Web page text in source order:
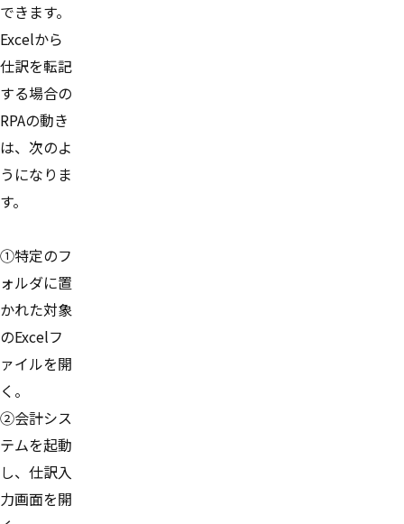
できます。
Excelから
仕訳を転記
する場合の
RPAの動き
は、次のよ
うになりま
す。
①特定のフ
ォルダに置
かれた対象
のExcelフ
ァイルを開
く。
②会計シス
テムを起動
し、仕訳入
力画面を開